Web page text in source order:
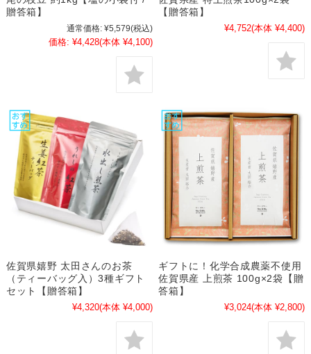
贈答箱】
通常価格: ¥5,579(税込)
価格: ¥4,428(本体 ¥4,100)
【贈答箱】
¥4,752(本体 ¥4,400)
佐賀県嬉野 太田さんのお茶
（ティーバッグ入）3種ギフト
セット【贈答箱】
¥4,320(本体 ¥4,000)
ギフトに！化学合成農薬不使用
佐賀県産 上煎茶 100g×2袋【贈
答箱】
¥3,024(本体 ¥2,800)